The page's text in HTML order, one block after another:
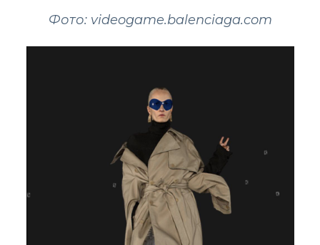
Фото: videogame.balenciaga.com